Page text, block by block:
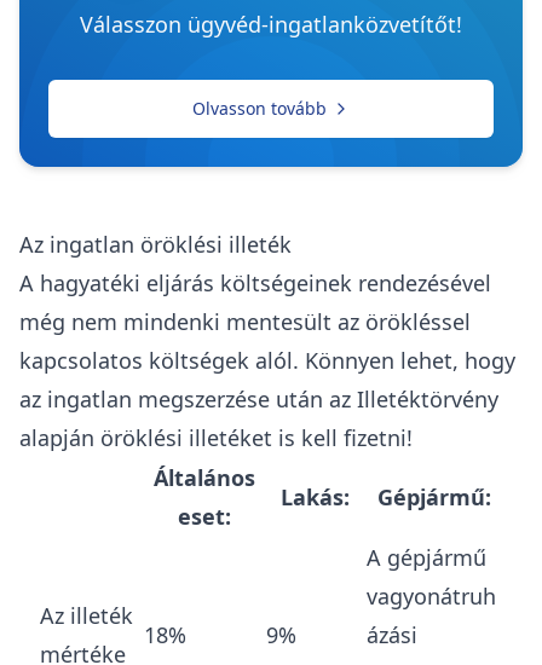
Válasszon ügyvéd-ingatlanközvetítőt!
Olvasson tovább
Az ingatlan öröklési illeték
A hagyatéki eljárás költségeinek rendezésével
még nem mindenki mentesült az örökléssel
kapcsolatos költségek alól. Könnyen lehet, hogy
az ingatlan megszerzése után az Illetéktörvény
alapján öröklési illetéket is kell fizetni!
Általános
eset:
Lakás: Gépjármű:
Az illeték
mértéke
18% 9%
A gépjármű
vagyonátruh
ázási